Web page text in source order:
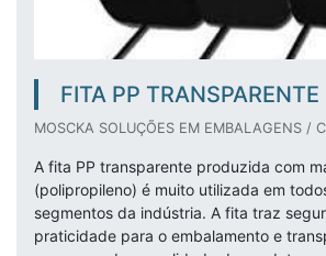
FITA PP TRANSPARENTE
MOSCKA SOLUÇÕES EM EMBALAGENS /
A fita PP transparente produzida com
(polipropileno) é muito utilizada em
segmentos da indústria. A fita traz
praticidade para o embalamento e